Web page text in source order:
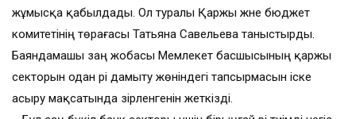
жұмысқа қабылдады. Ол туралы Қаржы және бюджет
комитетінің төрағасы Татьяна Савельева таныстырды.
Баяндамашы заң жобасы Мемлекет басшысының қаржы
секторын одан әрі дамыту жөніндегі тапсырмасын іске
асыру мақсатында әзірленгенін жеткізді.